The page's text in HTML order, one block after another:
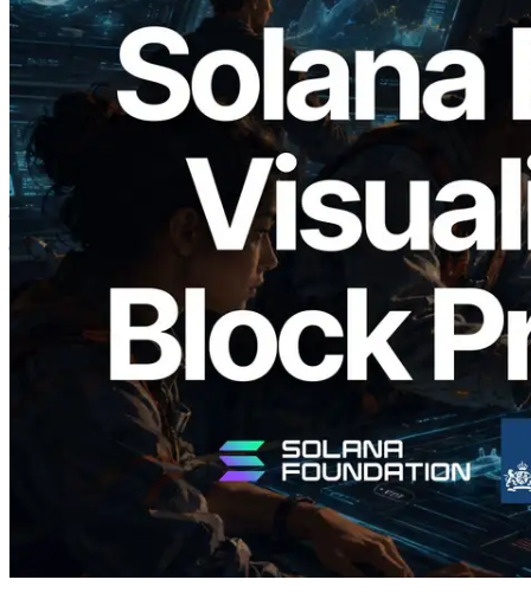
2026.05.24
Validators Solutions ने Solana Block
Analyzer लॉन्च किया — प्रति-slot ब्लॉक
उत्पादन समय और नियुक्त वैलिडेटर का
विज़ुअलाइज़ेशन